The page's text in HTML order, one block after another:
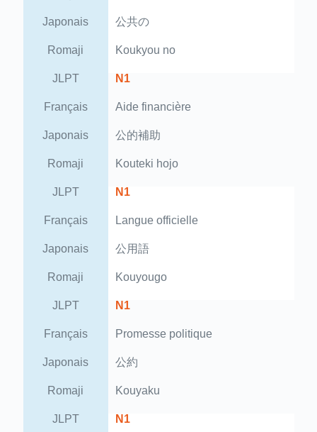
Japonais 公共の
Romaji Koukyou no
JLPT N1
Français Aide financière
Japonais 公的補助
Romaji Kouteki hojo
JLPT N1
Français Langue officielle
Japonais 公用語
Romaji Kouyougo
JLPT N1
Français Promesse politique
Japonais 公約
Romaji Kouyaku
JLPT N1